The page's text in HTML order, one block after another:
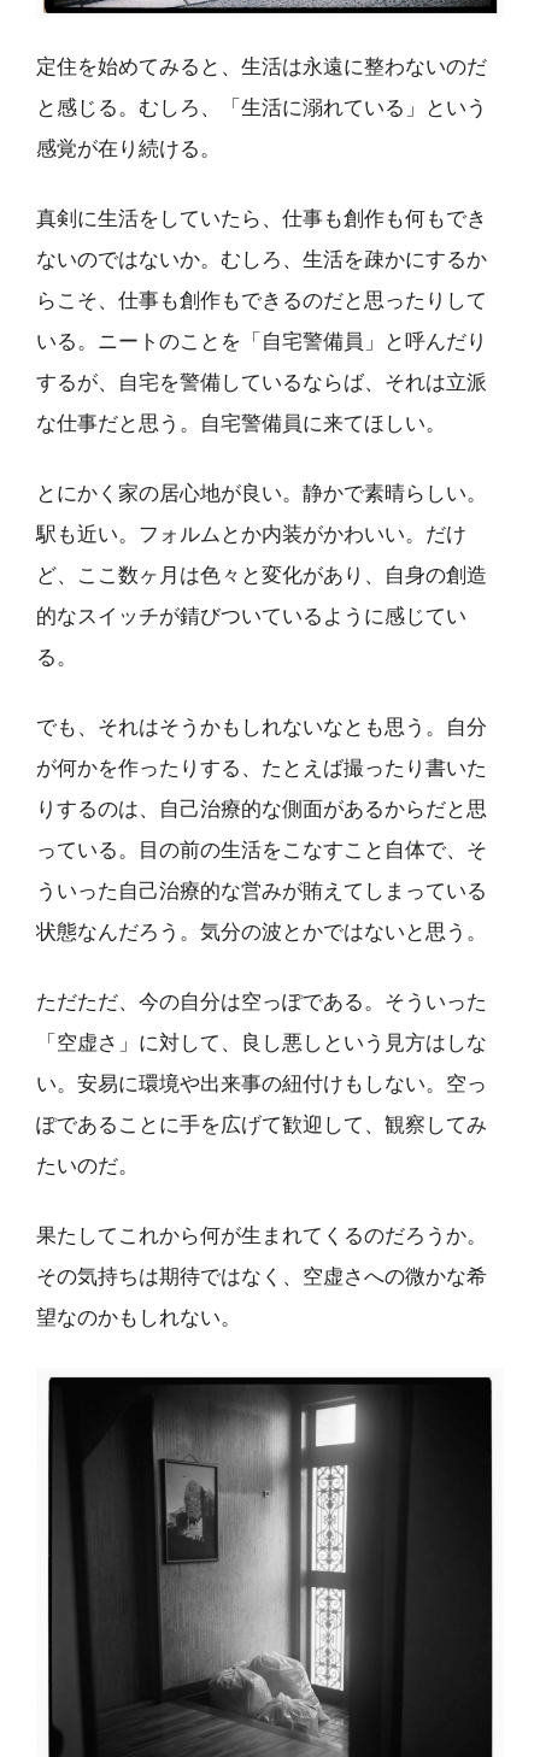
定住を始めてみると、生活は永遠に整わないのだ
と感じる。むしろ、「生活に溺れている」という
感覚が在り続ける。
真剣に生活をしていたら、仕事も創作も何もでき
ないのではないか。むしろ、生活を疎かにするか
らこそ、仕事も創作もできるのだと思ったりして
いる。ニートのことを「自宅警備員」と呼んだり
するが、自宅を警備しているならば、それは立派
な仕事だと思う。自宅警備員に来てほしい。
とにかく家の居心地が良い。静かで素晴らしい。
駅も近い。フォルムとか内装がかわいい。だけ
ど、ここ数ヶ月は色々と変化があり、自身の創造
的なスイッチが錆びついているように感じてい
る。
でも、それはそうかもしれないなとも思う。自分
が何かを作ったりする、たとえば撮ったり書いた
りするのは、自己治療的な側面があるからだと思
っている。目の前の生活をこなすこと自体で、そ
ういった自己治療的な営みが賄えてしまっている
状態なんだろう。気分の波とかではないと思う。
ただただ、今の自分は空っぽである。そういった
「空虚さ」に対して、良し悪しという見方はしな
い。安易に環境や出来事の紐付けもしない。空っ
ぽであることに手を広げて歓迎して、観察してみ
たいのだ。
果たしてこれから何が生まれてくるのだろうか。
その気持ちは期待ではなく、空虚さへの微かな希
望なのかもしれない。